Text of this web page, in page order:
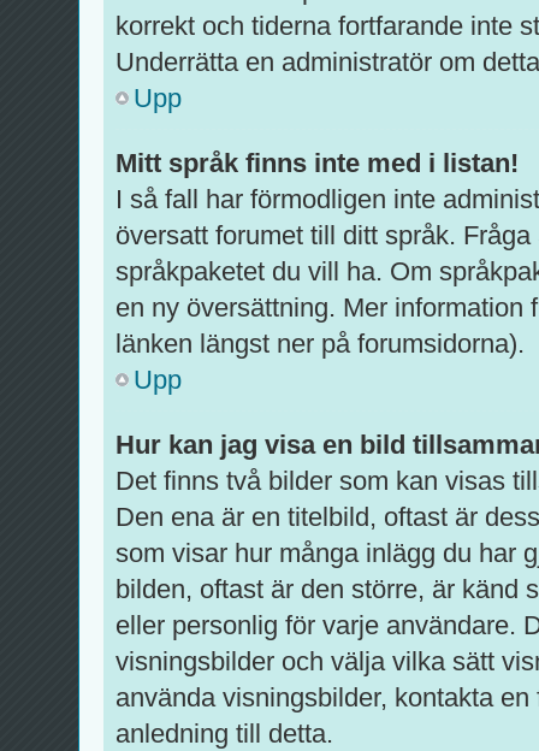
korrekt och tiderna fortfarande inte
Underrätta en administratör om
Upp
Mitt språk finns inte med i listan!
I så fall har förmodligen inte
översatt forumet till ditt språk.
språkpaketet du vill ha. Om
en ny översättning. Mer
länken längst ner på forumsidorna).
Upp
Hur kan jag visa en bild
Det finns två bilder som kan visas
Den ena är en titelbild, oftast är
som visar hur många inlägg du har
bilden, oftast är den större, är känd
eller personlig för varje användare.
visningsbilder och välja vilka sätt
använda visningsbilder, kontakta
anledning till detta.